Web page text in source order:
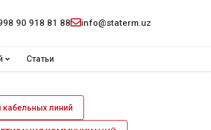
90 918 81 88 info@staterm.uz
Статьи
кабельных линий